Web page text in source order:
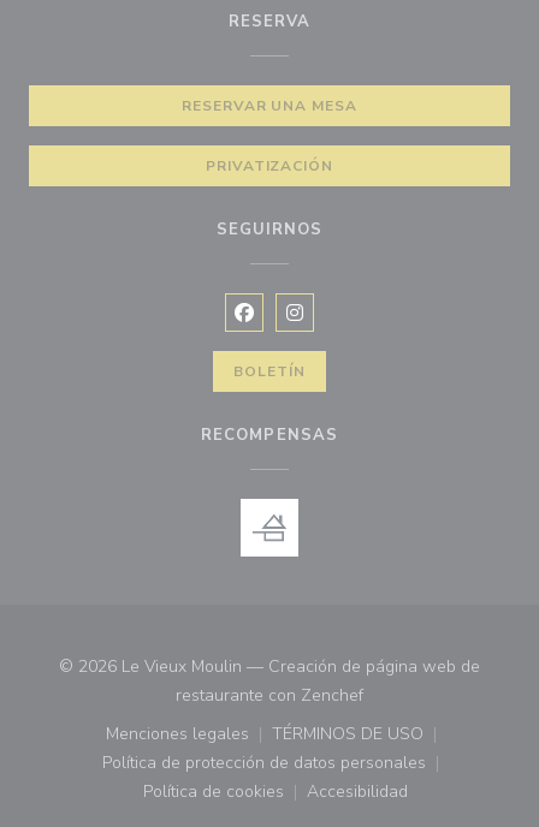
RESERVA
RESERVAR UNA MESA
PRIVATIZACIÓN
SEGUIRNOS
Facebook ((abre en una nueva
Instagram ((abre en una
BOLETÍN
RECOMPENSAS
© 2026 Le Vieux Moulin — Creación de página web de
restaurante con Zenchef((abre en una nueva
Menciones legales
((abre en una nueva ventana))
TÉRMINOS DE USO
((abre en una nueva
Política de protección de datos personales
((abre en una nueva ventana))
Política de cookies
((abre en una nueva ventana))
Accesibilidad
((abre en una nueva